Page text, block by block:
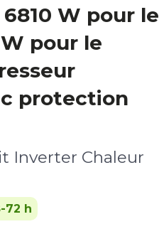
W pour le
pour le
protection
Inverter Chaleur
72 h